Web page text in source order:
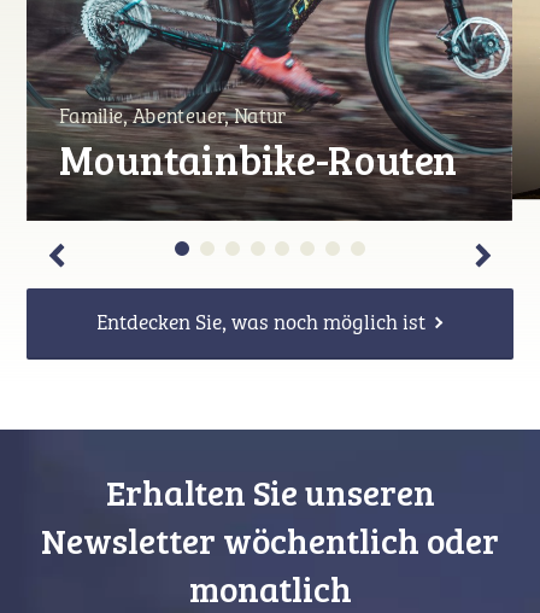
Familie, Abenteuer, Natur
Mountainbike-Routen
Entdecken Sie, was noch möglich ist
Erhalten Sie unseren
Newsletter wöchentlich oder
monatlich